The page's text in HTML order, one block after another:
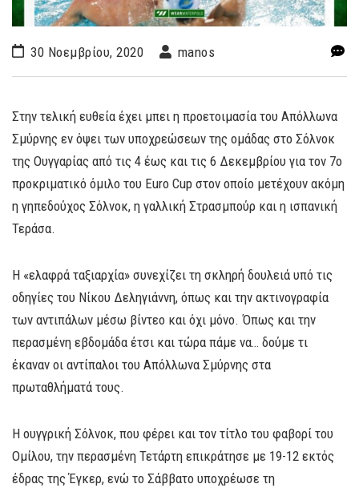
30 Νοεμβρίου, 2020 manos
Στην τελική ευθεία έχει μπει η προετοιμασία του Απόλλωνα
Σμύρνης εν όψει των υποχρεώσεων της ομάδας στο Σόλνοκ
της Ουγγαρίας από τις 4 έως και τις 6 Δεκεμβρίου για τον 7ο
προκριματικό όμιλο του Euro Cup στον οποίο μετέχουν ακόμη
η γηπεδούχος Σόλνοκ, η γαλλική Στρασμπούρ και η ισπανική
Τεράσα.
Η «ελαφρά ταξιαρχία» συνεχίζει τη σκληρή δουλειά υπό τις
οδηγίες του Νίκου Δεληγιάννη, όπως και την ακτινογραφία
των αντιπάλων μέσω βίντεο και όχι μόνο. Όπως και την
περασμένη εβδομάδα έτσι και τώρα πάμε να… δούμε τι
έκαναν οι αντίπαλοι του Απόλλωνα Σμύρνης στα
πρωταθλήματά τους.
Η ουγγρική Σόλνοκ, που φέρει και τον τίτλο του φαβορί του
Ομίλου, την περασμένη Τετάρτη επικράτησε με 19-12 εκτός
έδρας της Έγκερ, ενώ το Σάββατο υποχρέωσε τη